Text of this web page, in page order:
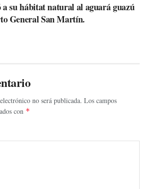
a su hábitat natural al aguará guazú
General San Martín.
no será publicada. Los campos
con *